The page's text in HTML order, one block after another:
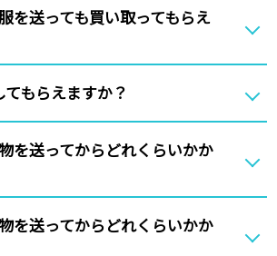
を送っても買い取ってもらえ
もらえますか？
を送ってからどれくらいかか
を送ってからどれくらいかか